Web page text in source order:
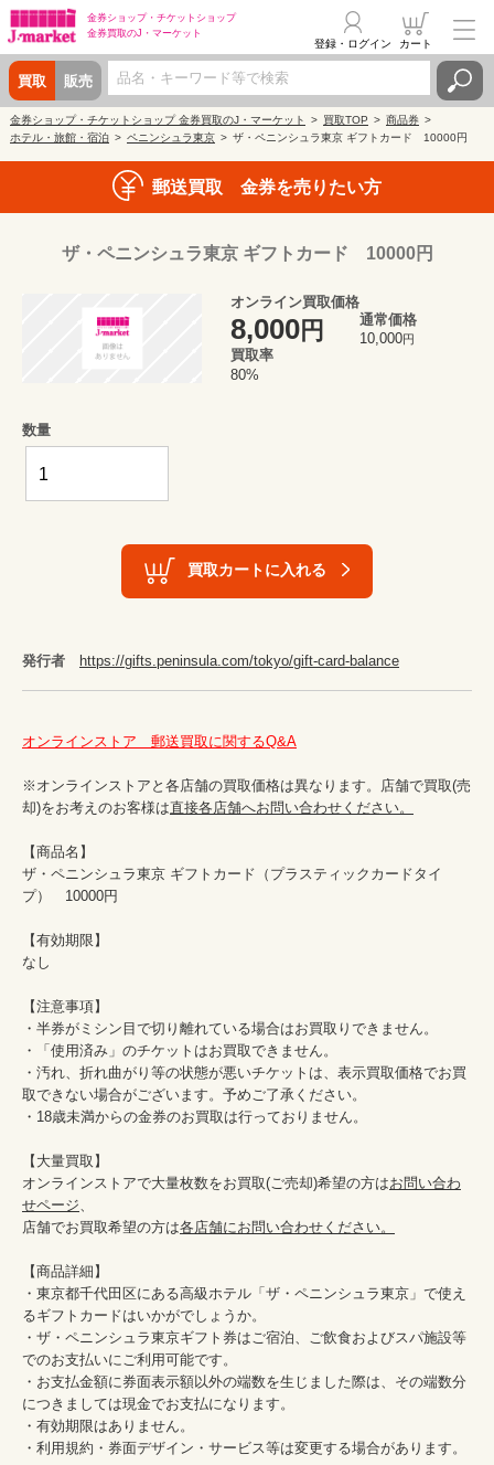
金券ショップ・ チケットショップ
金券買取のJ・マーケット
買取 販売
登録・ログイン カート
金券ショップ・チケットショップ 金券買取のJ・マーケット 買取TOP
商品券
ホテル・旅館・宿泊
ペニンシュラ東京 ザ・ペニンシュラ東京 ギフトカード 10000円
郵送買取 金券を売りたい方
ザ・ペニンシュラ東京 ギフトカード 10000円
オンライン買取価格
8,000円
通常価格
10,000円
買取率
80%
数量
買取カートに入れる
発行者 https://gifts.peninsula.com/tokyo/gift-card-balance
オンラインストア　郵送買取に関するQ&A
※オンラインストアと各店舗の買取価格は異なります。店舗で買取(売
却)をお考えのお客様は直接各店舗へお問い合わせください。
【商品名】
ザ・ペニンシュラ東京 ギフトカード（プラスティックカードタイ
プ）　10000円
【有効期限】
なし
【注意事項】
・半券がミシン目で切り離れている場合はお買取りできません。
・「使用済み」のチケットはお買取できません。
・汚れ、折れ曲がり等の状態が悪いチケットは、表示買取価格でお買
取できない場合がございます。予めご了承ください。
・18歳未満からの金券のお買取は行っておりません。
【大量買取】
オンラインストアで大量枚数をお買取(ご売却)希望の方はお問い合わ
せページ
店舗でお買取希望の方は各店舗にお問い合わせください。
【商品詳細】
・東京都千代田区にある高級ホテル「ザ・ペニンシュラ東京」で使え
るギフトカードはいかがでしょうか。
・ザ・ペニンシュラ東京ギフト券はご宿泊、ご飲食およびスパ施設等
でのお支払いにご利用可能です。
・お支払金額に券面表示額以外の端数を生じました際は、その端数分
につきましては現金でお支払になります。
・有効期限はありません。
・利用規約・券面デザイン・サービス等は変更する場合があります。